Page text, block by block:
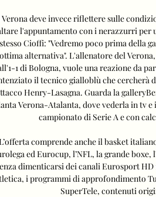
deve invece riflettere sulle
l'appuntamento con i nerazzurri
stesso Cioffi: "Vedremo poco prima della
alternativa". L'allenatore del
1 di Bologna, vuole una reazione da
il tecnico gialloblù che cercherà
Henry-Lasagna. Guarda la
Verona-Atalanta, dove vederla in tv
campionato di Serie A e con
comprende anche il basket
ed Eurocup, l’NFL, la grande
dimenticarsi dei canali Eurosport
i programmi di approfondimento
SuperTele, contenuti